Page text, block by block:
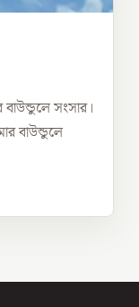
সংসার।
বাউন্ডুলে